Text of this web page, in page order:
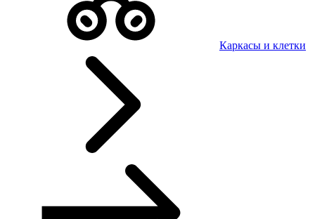
Каркасы и клетки